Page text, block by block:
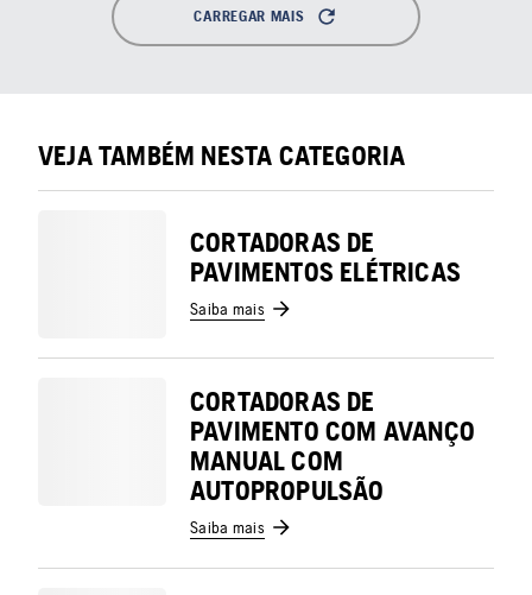
CARREGAR MAIS
VEJA TAMBÉM NESTA CATEGORIA
CORTADORAS DE
PAVIMENTOS ELÉTRICAS
Saiba mais
CORTADORAS DE
PAVIMENTO COM AVANÇO
MANUAL COM
AUTOPROPULSÃO
Saiba mais